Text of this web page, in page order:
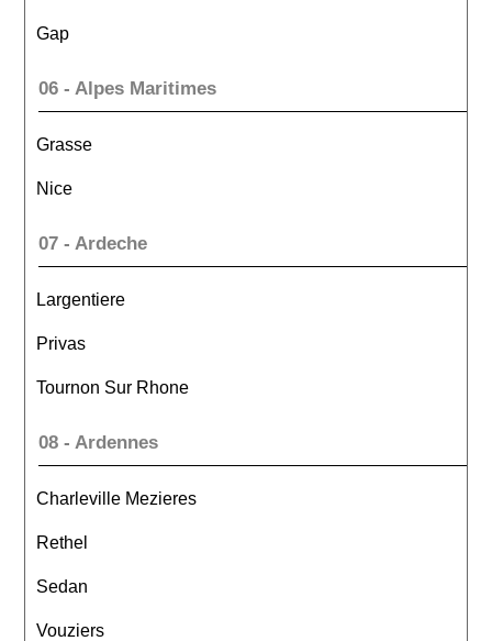
Gap
06 - Alpes Maritimes
Grasse
Nice
07 - Ardeche
Largentiere
Privas
Tournon Sur Rhone
08 - Ardennes
Charleville Mezieres
Rethel
Sedan
Vouziers